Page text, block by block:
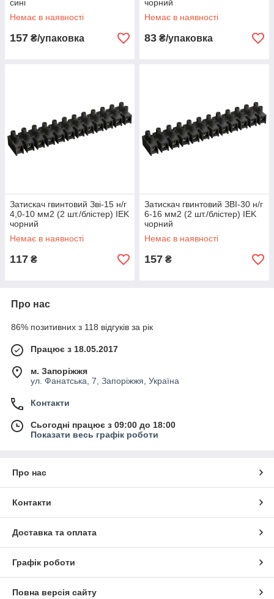
сині
Немає в наявності
157 ₴/упаковка
чорний
Немає в наявності
83 ₴/упаковка
Затискач гвинтовий Зві-15 н/г
4,0-10 мм2 (2 шт./блістер) IEK
чорний
Немає в наявності
117 ₴
Затискач гвинтовий ЗВІ-30 н/г
6-16 мм2 (2 шт./блістер) IEK
чорний
Немає в наявності
157 ₴
Про нас
86% позитивних з 118 відгуків за рік
Працює з 18.05.2017
м. Запоріжжя
ул. Фанатська, 7, Запоріжжя, Україна
Контакти
Сьогодні працює з 09:00 до 18:00
Показати весь графік роботи
Про нас
Контакти
Доставка та оплата
Графік роботи
Повна версія сайту